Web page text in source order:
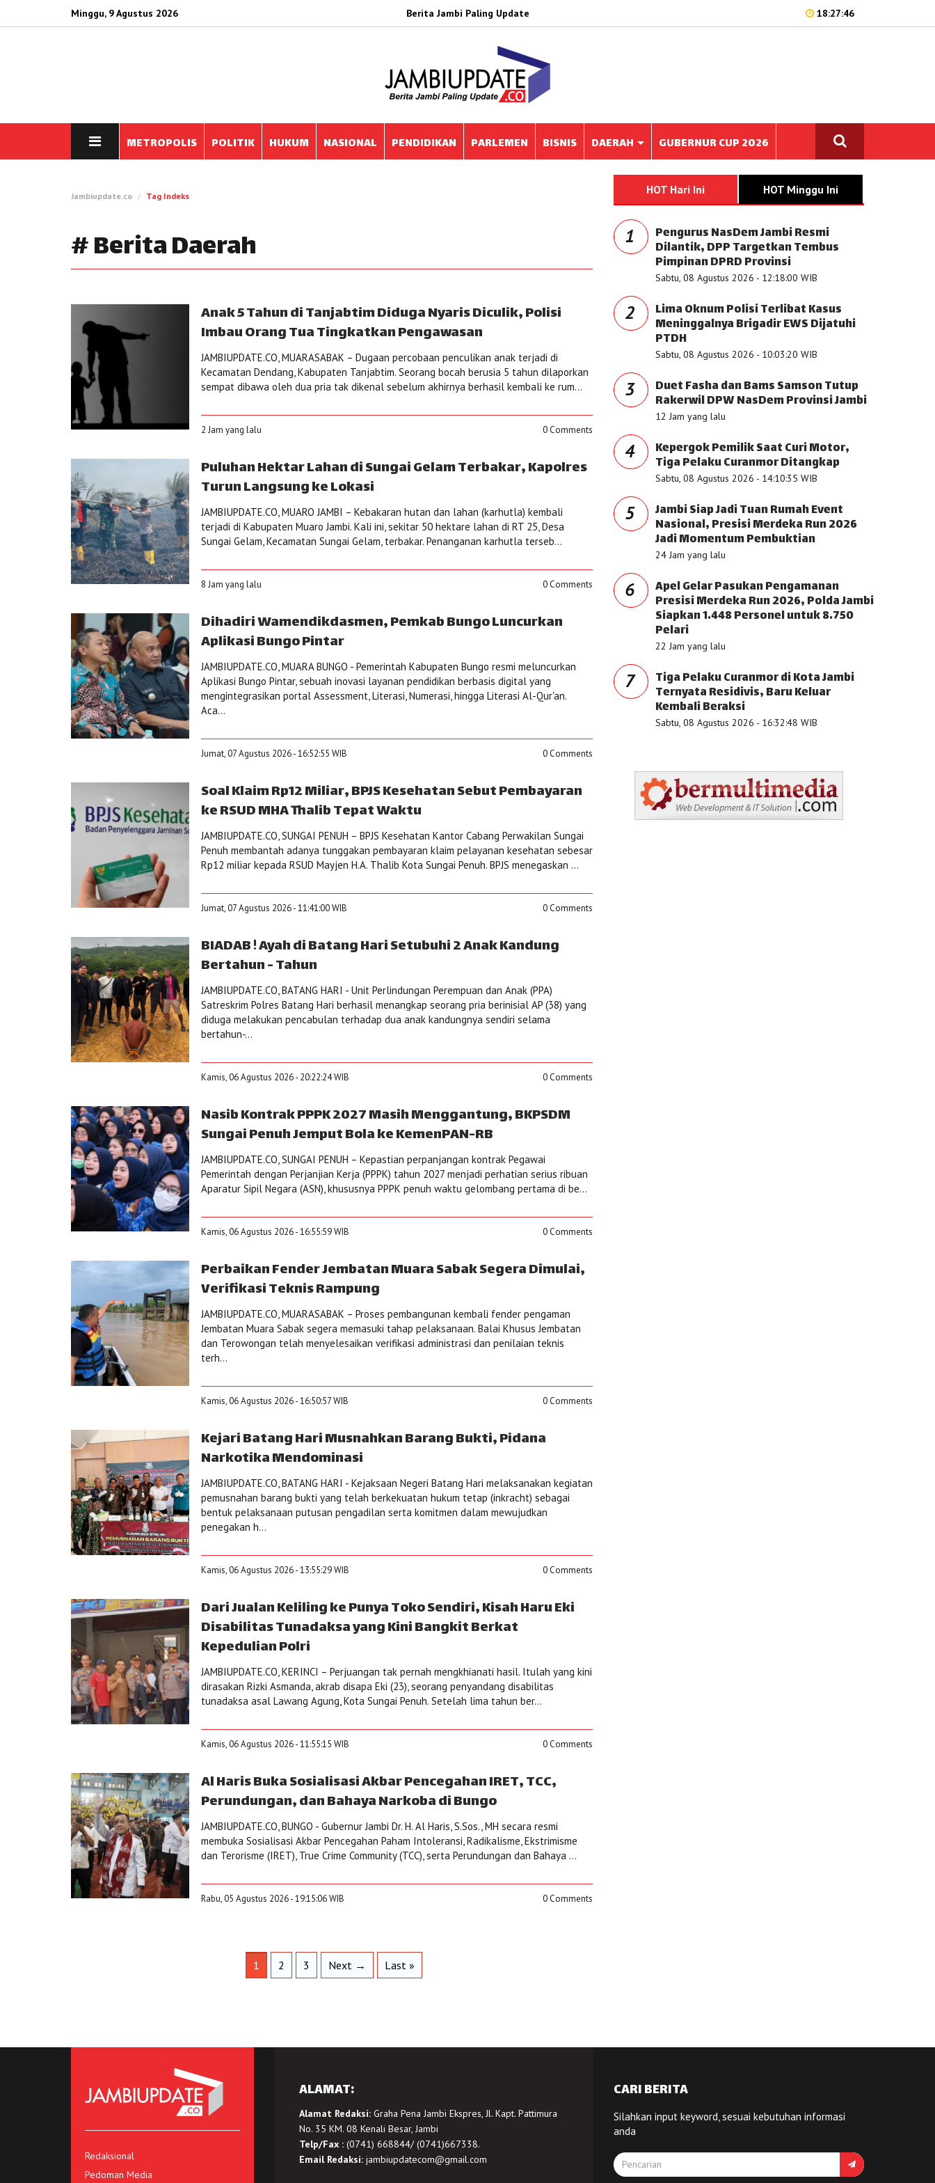
Minggu, 9 Agustus 2026 Berita Jambi Paling Update 18:27:46
METROPOLIS POLITIK HUKUM NASIONAL PENDIDIKAN PARLEMEN BISNIS DAERAH GUBERNUR CUP 2026
Jambiupdate.co Tag Indeks
# Berita Daerah
Anak 5 Tahun di Tanjabtim Diduga Nyaris Diculik, Polisi
Imbau Orang Tua Tingkatkan Pengawasan
JAMBIUPDATE.CO, MUARASABAK – Dugaan percobaan penculikan anak terjadi di
Kecamatan Dendang, Kabupaten Tanjabtim. Seorang bocah berusia 5 tahun dilaporkan
sempat dibawa oleh dua pria tak dikenal sebelum akhirnya berhasil kembali ke rum...
2 Jam yang lalu 0 Comments
Puluhan Hektar Lahan di Sungai Gelam Terbakar, Kapolres
Turun Langsung ke Lokasi
JAMBIUPDATE.CO, MUARO JAMBI – Kebakaran hutan dan lahan (karhutla) kembali
terjadi di Kabupaten Muaro Jambi. Kali ini, sekitar 50 hektare lahan di RT 25, Desa
Sungai Gelam, Kecamatan Sungai Gelam, terbakar. Penanganan karhutla terseb...
8 Jam yang lalu 0 Comments
Dihadiri Wamendikdasmen, Pemkab Bungo Luncurkan
Aplikasi Bungo Pintar
JAMBIUPDATE.CO, MUARA BUNGO - Pemerintah Kabupaten Bungo resmi meluncurkan
Aplikasi Bungo Pintar, sebuah inovasi layanan pendidikan berbasis digital yang
mengintegrasikan portal Assessment, Literasi, Numerasi, hingga Literasi Al-Qur'an.
Aca...
Jumat, 07 Agustus 2026 - 16:52:55 WIB 0 Comments
Soal Klaim Rp12 Miliar, BPJS Kesehatan Sebut Pembayaran
ke RSUD MHA Thalib Tepat Waktu
JAMBIUPDATE.CO, SUNGAI PENUH – BPJS Kesehatan Kantor Cabang Perwakilan Sungai
Penuh membantah adanya tunggakan pembayaran klaim pelayanan kesehatan sebesar
Rp12 miliar kepada RSUD Mayjen H.A. Thalib Kota Sungai Penuh. BPJS menegaskan ...
Jumat, 07 Agustus 2026 - 11:41:00 WIB 0 Comments
BIADAB ! Ayah di Batang Hari Setubuhi 2 Anak Kandung
Bertahun - Tahun
JAMBIUPDATE.CO, BATANG HARI - Unit Perlindungan Perempuan dan Anak (PPA)
Satreskrim Polres Batang Hari berhasil menangkap seorang pria berinisial AP (38) yang
diduga melakukan pencabulan terhadap dua anak kandungnya sendiri selama
bertahun-...
Kamis, 06 Agustus 2026 - 20:22:24 WIB 0 Comments
Nasib Kontrak PPPK 2027 Masih Menggantung, BKPSDM
Sungai Penuh Jemput Bola ke KemenPAN-RB
JAMBIUPDATE.CO, SUNGAI PENUH – Kepastian perpanjangan kontrak Pegawai
Pemerintah dengan Perjanjian Kerja (PPPK) tahun 2027 menjadi perhatian serius ribuan
Aparatur Sipil Negara (ASN), khususnya PPPK penuh waktu gelombang pertama di be...
Kamis, 06 Agustus 2026 - 16:55:59 WIB 0 Comments
Perbaikan Fender Jembatan Muara Sabak Segera Dimulai,
Verifikasi Teknis Rampung
JAMBIUPDATE.CO, MUARASABAK – Proses pembangunan kembali fender pengaman
Jembatan Muara Sabak segera memasuki tahap pelaksanaan. Balai Khusus Jembatan
dan Terowongan telah menyelesaikan verifikasi administrasi dan penilaian teknis
terh...
Kamis, 06 Agustus 2026 - 16:50:57 WIB 0 Comments
Kejari Batang Hari Musnahkan Barang Bukti, Pidana
Narkotika Mendominasi
JAMBIUPDATE.CO, BATANG HARI - Kejaksaan Negeri Batang Hari melaksanakan kegiatan
pemusnahan barang bukti yang telah berkekuatan hukum tetap (inkracht) sebagai
bentuk pelaksanaan putusan pengadilan serta komitmen dalam mewujudkan
penegakan h...
Kamis, 06 Agustus 2026 - 13:55:29 WIB 0 Comments
Dari Jualan Keliling ke Punya Toko Sendiri, Kisah Haru Eki
Disabilitas Tunadaksa yang Kini Bangkit Berkat
Kepedulian Polri
JAMBIUPDATE.CO, KERINCI – Perjuangan tak pernah mengkhianati hasil. Itulah yang kini
dirasakan Rizki Asmanda, akrab disapa Eki (23), seorang penyandang disabilitas
tunadaksa asal Lawang Agung, Kota Sungai Penuh. Setelah lima tahun ber...
Kamis, 06 Agustus 2026 - 11:55:15 WIB 0 Comments
Al Haris Buka Sosialisasi Akbar Pencegahan IRET, TCC,
Perundungan, dan Bahaya Narkoba di Bungo
JAMBIUPDATE.CO, BUNGO - Gubernur Jambi Dr. H. Al Haris, S.Sos., MH secara resmi
membuka Sosialisasi Akbar Pencegahan Paham Intoleransi, Radikalisme, Ekstrimisme
dan Terorisme (IRET), True Crime Community (TCC), serta Perundungan dan Bahaya ...
Rabu, 05 Agustus 2026 - 19:15:06 WIB 0 Comments
1 2 3 Next → Last »
HOT Hari Ini HOT Minggu Ini
1 Pengurus NasDem Jambi Resmi
Dilantik, DPP Targetkan Tembus
Pimpinan DPRD Provinsi
Sabtu, 08 Agustus 2026 - 12:18:00 WIB
2 Lima Oknum Polisi Terlibat Kasus
Meninggalnya Brigadir EWS Dijatuhi
PTDH
Sabtu, 08 Agustus 2026 - 10:03:20 WIB
3 Duet Fasha dan Bams Samson Tutup
Rakerwil DPW NasDem Provinsi Jambi
12 Jam yang lalu
4 Kepergok Pemilik Saat Curi Motor,
Tiga Pelaku Curanmor Ditangkap
Sabtu, 08 Agustus 2026 - 14:10:35 WIB
5 Jambi Siap Jadi Tuan Rumah Event
Nasional, Presisi Merdeka Run 2026
Jadi Momentum Pembuktian
24 Jam yang lalu
6 Apel Gelar Pasukan Pengamanan
Presisi Merdeka Run 2026, Polda Jambi
Siapkan 1.448 Personel untuk 8.750
Pelari
22 Jam yang lalu
7 Tiga Pelaku Curanmor di Kota Jambi
Ternyata Residivis, Baru Keluar
Kembali Beraksi
Sabtu, 08 Agustus 2026 - 16:32:48 WIB
Redaksional
Pedoman Media
ALAMAT:
Alamat Redaksi:Graha Pena Jambi Ekspres, Jl. Kapt. Pattimura
No. 35 KM. 08 Kenali Besar, Jambi
Telp/Fax :(0741) 668844/ (0741)667338.
Email Redaksi: jambiupdatecom@gmail.com
CARI BERITA
Silahkan input keyword, sesuai kebutuhan informasi
anda